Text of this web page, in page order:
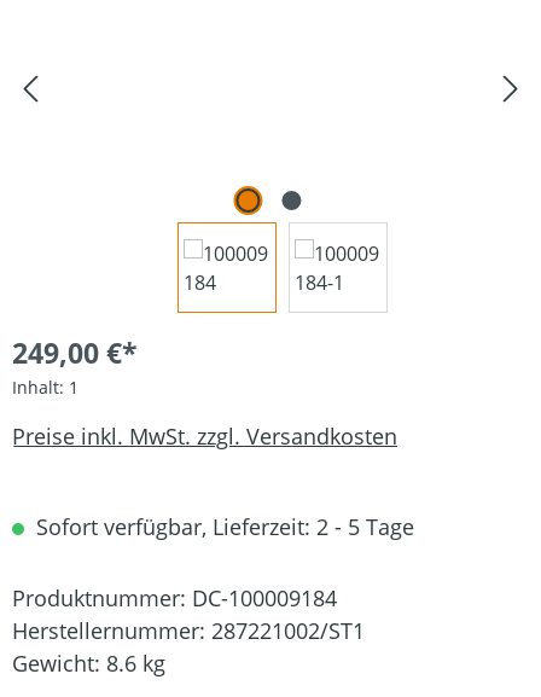
249,00 €*
Inhalt: 1
Preise inkl. MwSt. zzgl. Versandkosten
Sofort verfügbar, Lieferzeit: 2 - 5 Tage
Produktnummer: DC-100009184
Herstellernummer: 287221002/ST1
Gewicht: 8.6 kg